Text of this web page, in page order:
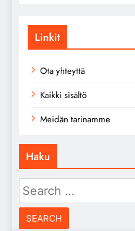
Linkit
Ota yhteyttä
Kaikki sisältö
Meidän tarinamme
Haku
Search
for: